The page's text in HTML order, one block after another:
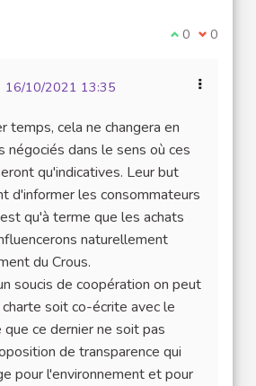
Je suis
0 Je ne
0
16/10/2021 13:35
temps, cela ne changera en
négociés dans le sens où ces
qu'indicatives. Leur but
d'informer les consommateurs
qu'à terme que les achats
naturellement
du Crous.
soucis de coopération on peut
soit co-écrite avec le
que ce dernier ne soit pas
de transparence qui
pour l'environnement et pour